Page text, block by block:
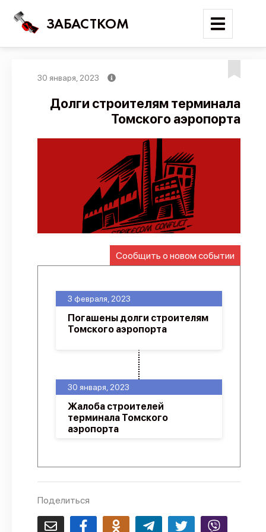
ЗАБАСТКОМ
Поиск
Новости
Карта событий
Трудовые конфликты
Отчеты
Предложить публикацию
API
Политика конфиденциальности
30 января, 2023
Долги строителям терминала
Томского аэропорта
Сообщить о новом событии
30 января, 2023
Жалоба строителей
терминала Томского
аэропорта
3 февраля, 2023
Погашены долги строителям
Томского аэропорта
Поделиться